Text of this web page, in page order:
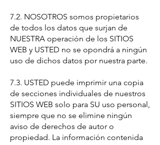
7.2. NOSOTROS somos propietarios
de todos los datos que surjan de
NUESTRA operación de los SITIOS
WEB y USTED no se opondrá a ningún
uso de dichos datos por nuestra parte.
7.3. USTED puede imprimir una copia
de secciones individuales de nuestros
SITIOS WEB solo para SU uso personal,
siempre que no se elimine ningún
aviso de derechos de autor o
propiedad. La información contenida